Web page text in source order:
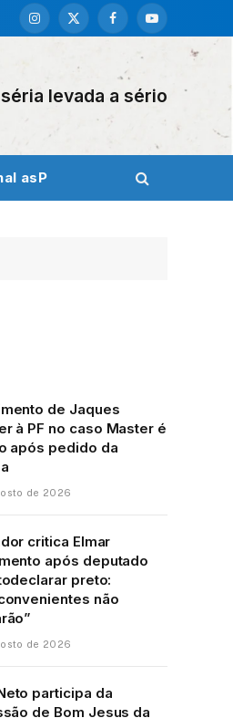
Instagram
X
FacebookYouTube
levada a sério
asP
de Jaques
à PF no caso Master é
após pedido da
de 2026
critica Elmar
após deputado
preto:
não
de 2026
participa da
de Bom Jesus da